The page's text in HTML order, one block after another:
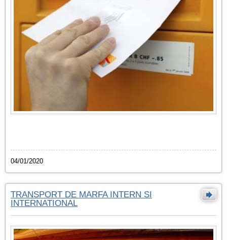
04/01/2020
TRANSPORT DE MARFA INTERN SI
INTERNATIONAL